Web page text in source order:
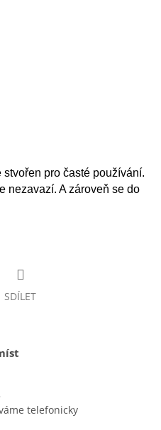
stvořen pro časté používání.
nezavazí. A zároveň se do
SDÍLET
telefonicky